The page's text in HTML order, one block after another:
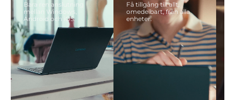
Bara ren anslutning
mellan Windows,
Android och iOS.
Få tillgång till allt,
omedelbart, från alla
enheter.